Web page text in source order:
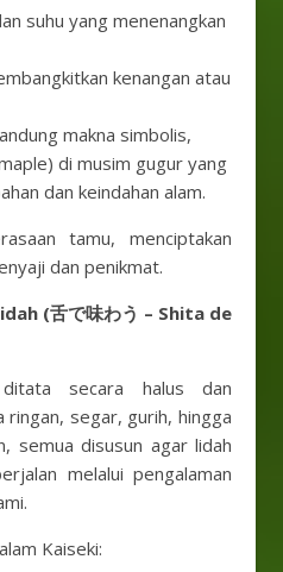
suhu yang menenangkan
kenangan atau
makna simbolis,
di musim gugur yang
dan keindahan alam.
tamu, menciptakan
dan penikmat.
(舌で味わう – Shita de
secara halus dan
segar, gurih, hingga
semua disusun agar lidah
melalui pengalaman
Kaiseki: